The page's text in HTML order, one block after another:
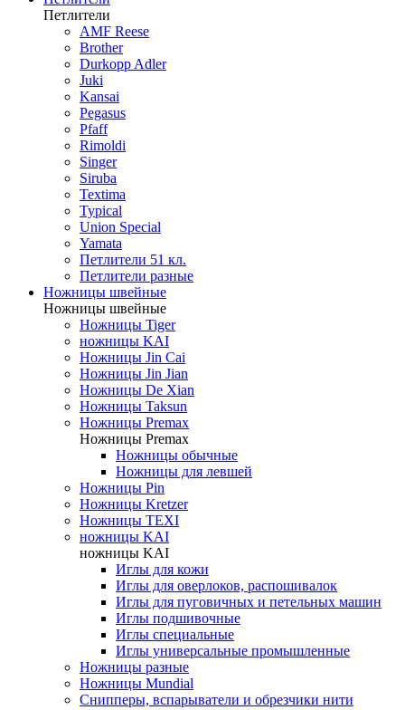
Петлители
AMF Reese
Brother
Durkopp Adler
Juki
Kansai
Pegasus
Pfaff
Rimoldi
Singer
Siruba
Textima
Typical
Union Special
Yamata
Петлители 51 кл.
Петлители разные
Ножницы швейные
Ножницы швейные
Ножницы Tiger
ножницы KAI
Ножницы Jin Cai
Ножницы Jin Jian
Ножницы De Xian
Ножницы Taksun
Ножницы Premax
Ножницы Premax
Ножницы обычные
Ножницы для левшей
Ножницы Pin
Ножницы Kretzer
Ножницы TEXI
ножницы KAI
ножницы KAI
Иглы для кожи
Иглы для оверлоков, распошивалок
Иглы для пуговичных и петельных машин
Иглы подшивочные
Иглы специальные
Иглы универсальные промышленные
Ножницы разные
Ножницы Mundial
Снипперы, вспарыватели и обрезчики нити